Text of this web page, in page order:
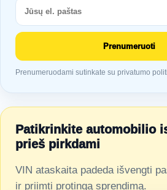
Prenumeruoti
Prenumeruodami sutinkate su privatumo
Patikrinkite automobilio
prieš pirkdami
VIN ataskaita padeda išvengti
ir priimti protingą sprendimą.